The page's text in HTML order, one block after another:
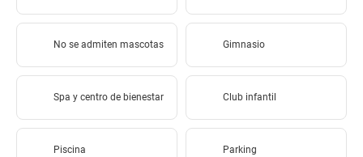
No se admiten mascotas Gimnasio
Spa y centro de bienestar Club infantil
Piscina Parking